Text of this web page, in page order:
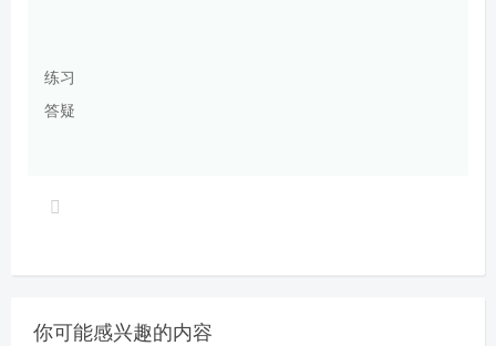
练习
答疑
你可能感兴趣的内容